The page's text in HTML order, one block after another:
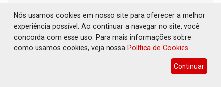
Nós usamos cookies em nosso site para oferecer a melhor
experiência possível. Ao continuar a navegar no site, você
concorda com esse uso. Para mais informações sobre
como usamos cookies, veja nossa Política de Cookies
Continuar